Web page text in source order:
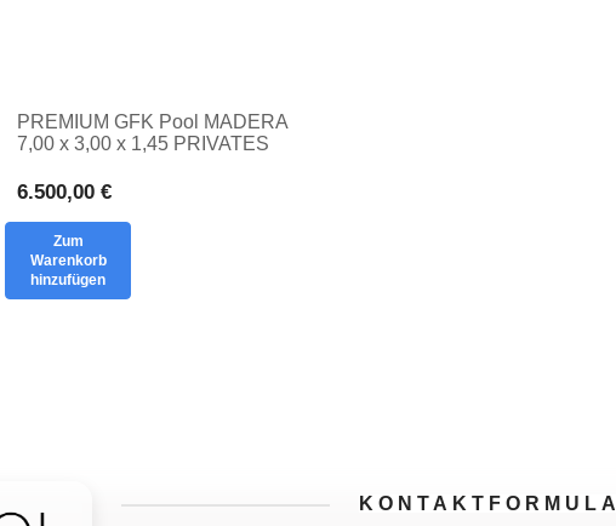
PREMIUM GFK Pool MADERA
7,00 x 3,00 x 1,45 PRIVATES
GARTENBECKEN
6.500,00 €
Zum
Warenkorb
hinzufügen